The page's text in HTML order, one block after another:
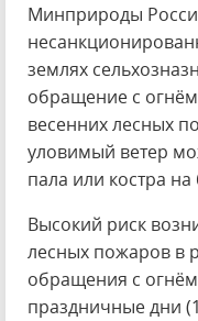
Минприроды
землях
обращение с
весенних лесных
уловимый ветер
пала или костра
Высокий риск
лесных пожаров в
обращения с
праздничные дни